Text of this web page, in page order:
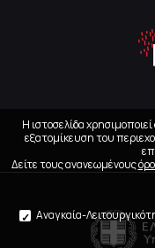
Η ιστοσελίδα
εξατομίκευση του
Δείτε τους ανανεωμένους
Αναγκαία-